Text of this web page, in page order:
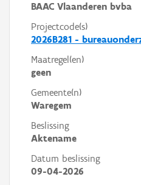
BAAC Vlaanderen bvba
Projectcode(s)
2026B281 -
Maatregel(en)
geen
Gemeente(n)
Waregem
Beslissing
Aktename
Datum beslissing
09-04-2026